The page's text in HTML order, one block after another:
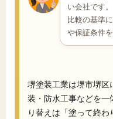
い会社です
比較の基準
や保証条件
堺塗装工業は堺市堺区
装・防水工事などを一
り替えは「塗って終わ